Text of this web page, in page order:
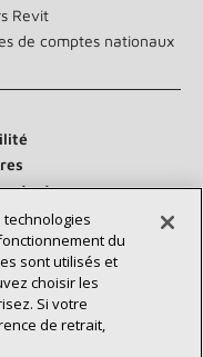
Revit
de comptes nationaux
technologies
du
sont utilisés et
choisir les
Si votre
de retrait,